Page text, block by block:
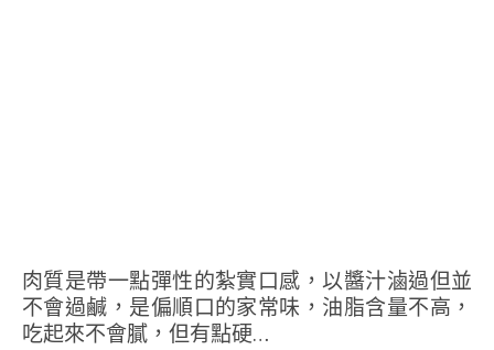
肉質是帶一點彈性的紮實口感，以醬汁滷過但並
不會過鹹，是偏順口的家常味，油脂含量不高，
吃起來不會膩，但有點硬…